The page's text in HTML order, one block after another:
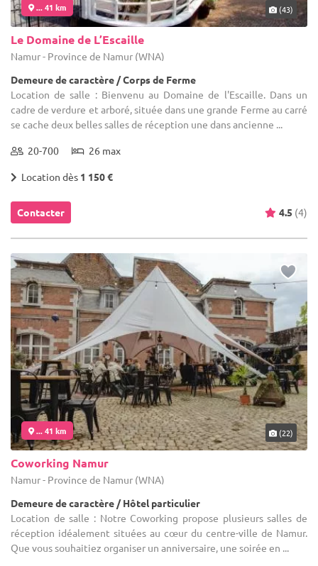
... 41 km (43)
Le Domaine de L’Escaille
Namur - Province de Namur (WNA)
Demeure de caractère / Corps de Ferme
Location de salle : Bienvenu au Domaine de l'Escaille. Dans un
cadre de verdure et arboré, située dans une grande Ferme au carré
se cache deux belles salles de réception une dans ancienne ...
20-700 26 max
Location dès 1 150 €
Contacter 4.5 (4)
... 41 km (22)
Coworking Namur
Namur - Province de Namur (WNA)
Demeure de caractère / Hôtel particulier
Location de salle : Notre Coworking propose plusieurs salles de
réception idéalement situées au cœur du centre-ville de Namur.
Que vous souhaitiez organiser un anniversaire, une soirée en ...